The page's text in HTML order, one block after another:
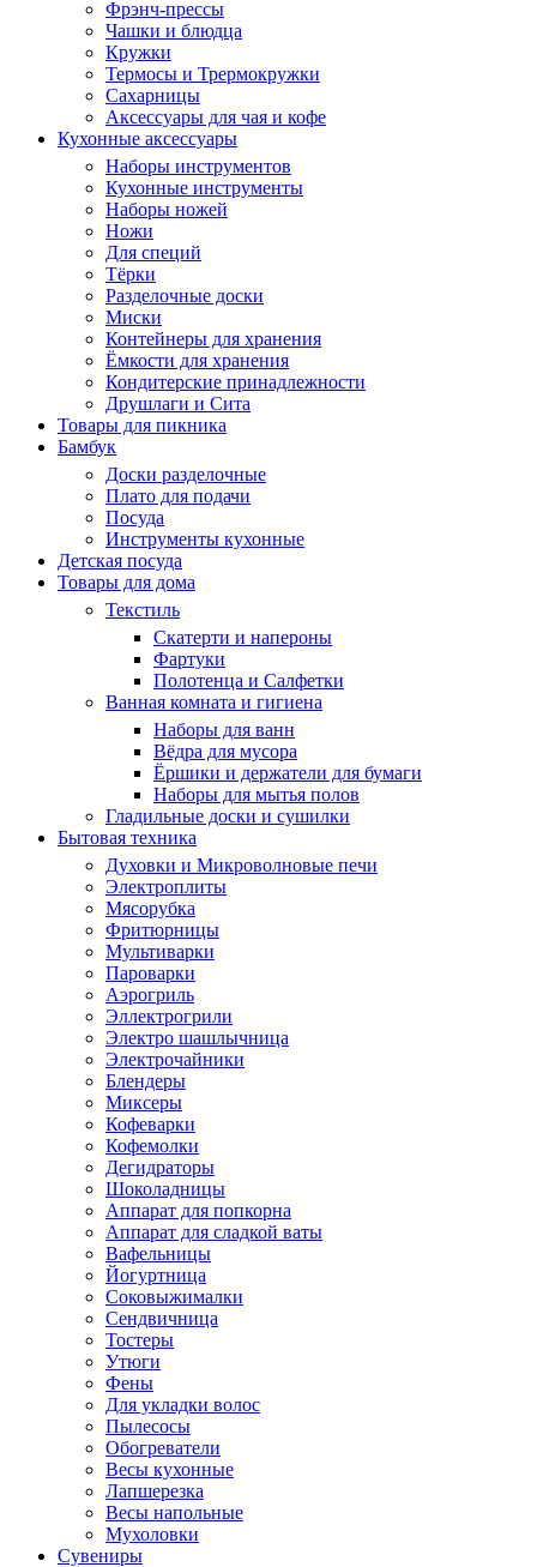
Фрэнч-прессы
Чашки и блюдца
Кружки
Термосы и Трермокружки
Сахарницы
Аксессуары для чая и кофе
Кухонные аксессуары
Наборы инструментов
Кухонные инструменты
Наборы ножей
Ножи
Для специй
Тёрки
Разделочные доски
Миски
Контейнеры для хранения
Ёмкости для хранения
Кондитерские принадлежности
Друшлаги и Сита
Товары для пикника
Бамбук
Доски разделочные
Плато для подачи
Посуда
Инструменты кухонные
Детская посуда
Товары для дома
Текстиль
Скатерти и напероны
Фартуки
Полотенца и Салфетки
Ванная комната и гигиена
Наборы для ванн
Вёдра для мусора
Ёршики и держатели для бумаги
Наборы для мытья полов
Гладильные доски и сушилки
Бытовая техника
Духовки и Микроволновые печи
Электроплиты
Мясорубка
Фритюрницы
Мультиварки
Пароварки
Аэрогриль
Эллектрогрили
Электро шашлычница
Электрочайники
Блендеры
Миксеры
Кофеварки
Кофемолки
Дегидраторы
Шоколадницы
Аппарат для попкорна
Аппарат для сладкой ваты
Вафельницы
Йогуртница
Соковыжималки
Сендвичница
Тостеры
Утюги
Фены
Для укладки волос
Пылесосы
Обогреватели
Весы кухонные
Лапшерезка
Весы напольные
Мухоловки
Сувениры